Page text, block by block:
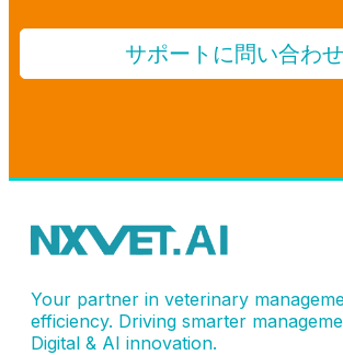
サポートに問い合わ
Your partner in veterinary
efficiency. Driving smarter
Digital & AI innovation.